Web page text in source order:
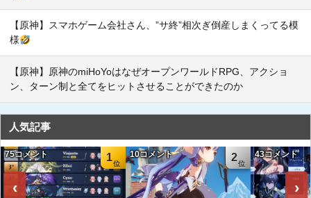
【原神】スマホゲーム会社さん、”サ終”相次ぎ倒産しまくってる模
様
【原神】原神のmiHoYoはなぜオープンワールドRPG、アクショ
ン、ターン制と全てをヒットさせることができたのか
人気記事
‹
1
75コメント 2
10コメント 43コメント
›